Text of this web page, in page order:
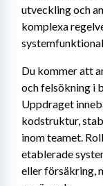
utveckling och
komplexa
Du kommer att
och felsökning i
Uppdraget
kodstruktur,
inom teamet.
etablerade
eller försäkring,